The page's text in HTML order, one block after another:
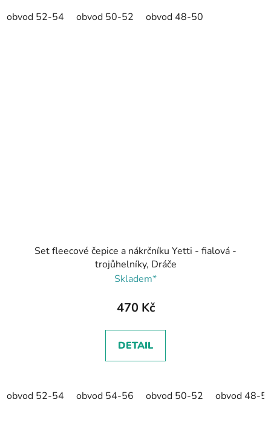
obvod 52-54 obvod 50-52 obvod 48-50
Set fleecové čepice a nákrčníku Yetti - fialová -
trojůhelníky, Dráče
Skladem*
470 Kč
DETAIL
obvod 52-54 obvod 54-56 obvod 50-52 obvod 48-